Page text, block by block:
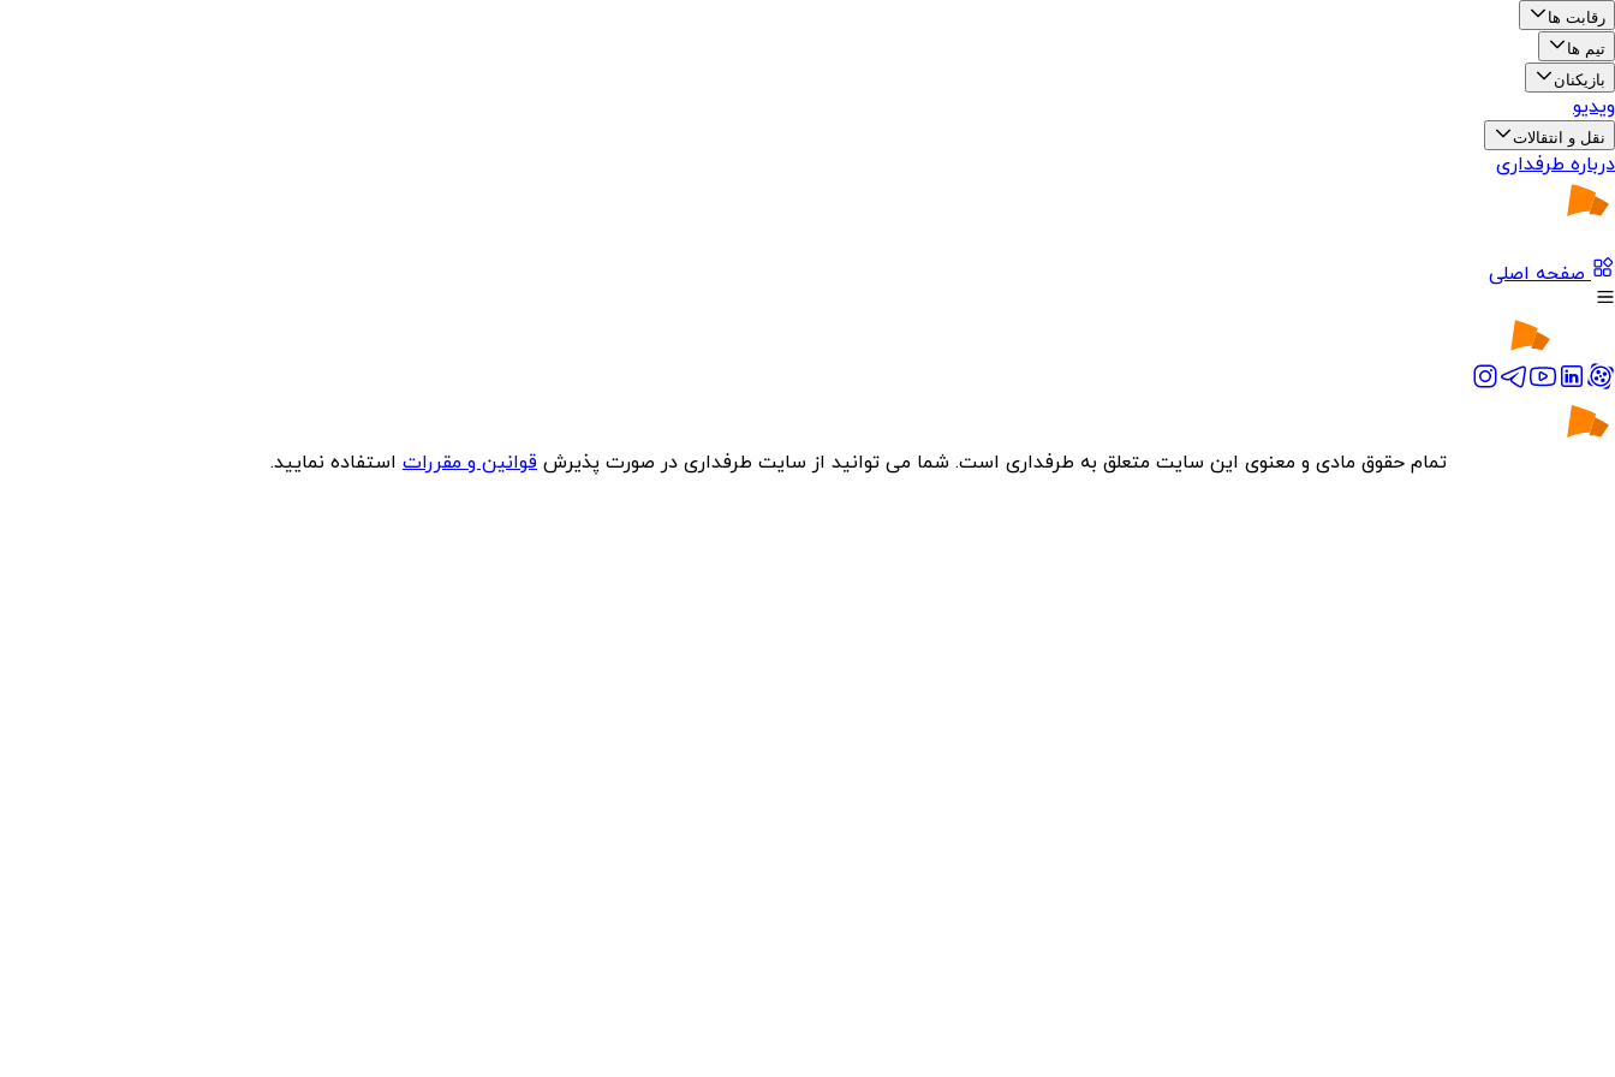
رقابت ها
تیم ها
بازیکنان
ویدیو
نقل و انتقالات
درباره طرفداری
صفحه اصلی
تمام حقوق مادی و معنوی این سایت متعلق به طرفداری است. شما می توانید از سایت طرفداری در صورت پذیرش قوانین و مقررات استفاده نمایید.